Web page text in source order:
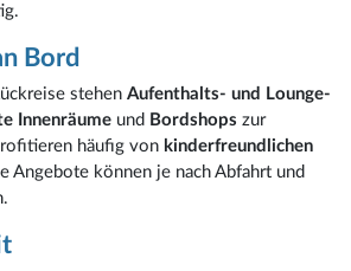
Bord
stehenAufenthalts- und Lounge-
Innenräume und Bordshops zur
häufig von kinderfreundlichen
Angebote können je nach Abfahrt und